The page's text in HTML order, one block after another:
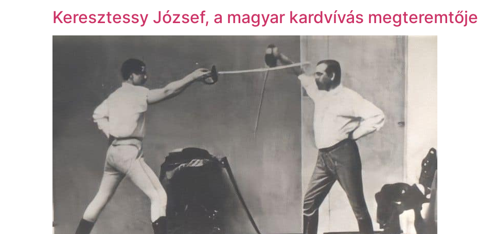
Keresztessy József, a magyar kardvívás megteremtője